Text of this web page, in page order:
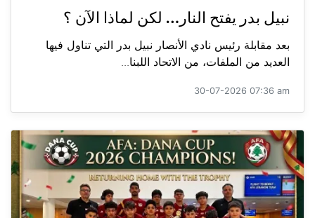
نبيل بدر يفتح النار… لكن لماذا الآن ؟
بعد مقابلة رئيس نادي الأنصار نبيل بدر التي تناول فيها
العديد من الملفات، من الاتحاد اللبنا...
30-07-2026 07:36 am